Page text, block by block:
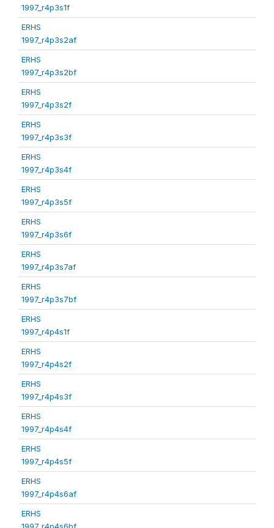
1997_r4p3s1f
ERHS
1997_r4p3s2af
ERHS
1997_r4p3s2bf
ERHS
1997_r4p3s2f
ERHS
1997_r4p3s3f
ERHS
1997_r4p3s4f
ERHS
1997_r4p3s5f
ERHS
1997_r4p3s6f
ERHS
1997_r4p3s7af
ERHS
1997_r4p3s7bf
ERHS
1997_r4p4s1f
ERHS
1997_r4p4s2f
ERHS
1997_r4p4s3f
ERHS
1997_r4p4s4f
ERHS
1997_r4p4s5f
ERHS
1997_r4p4s6af
ERHS
1997_r4p4s6bf